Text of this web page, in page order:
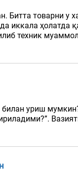
Битта товарни у
иккала ҳолатда
техник
уриш